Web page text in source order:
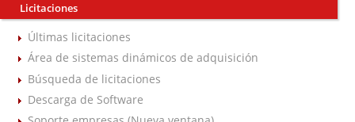
Licitaciones
Últimas licitaciones
Área de sistemas dinámicos de adquisición
Búsqueda de licitaciones
Descarga de Software